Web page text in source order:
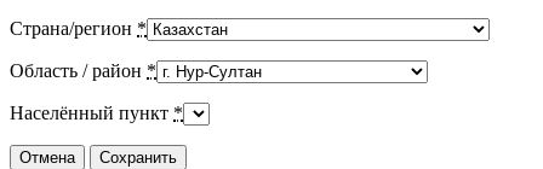
Страна/регион *
Область / район *
Населённый пункт *
Отмена Сохранить